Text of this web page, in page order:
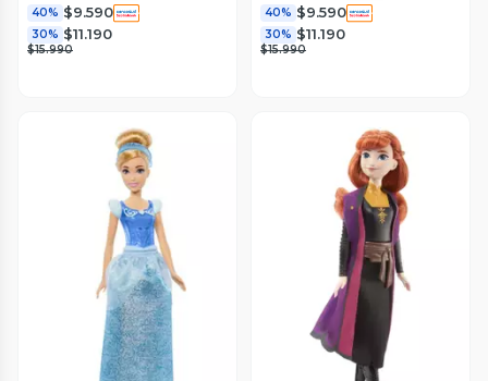
40% $9.590
30% $11.190
$15.990
40% $9.590
30% $11.190
$15.990